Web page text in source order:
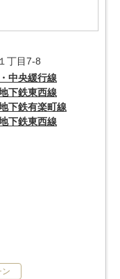
丁目7-8
中央緩行線
下鉄東西線
下鉄有楽町線
下鉄東西線
ン